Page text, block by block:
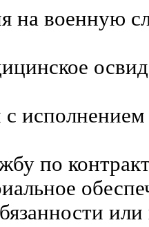
на военную
с
по